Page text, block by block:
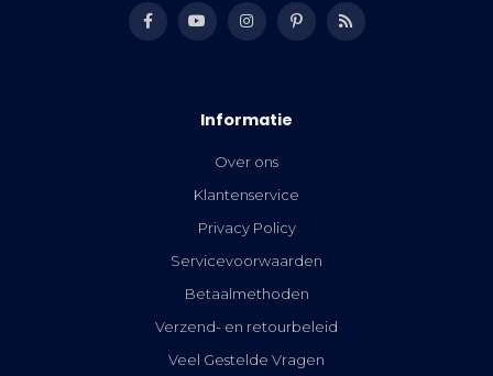
Informatie
Over ons
Klantenservice
Privacy Policy
Servicevoorwaarden
Betaalmethoden
Verzend- en retourbeleid
Veel Gestelde Vragen